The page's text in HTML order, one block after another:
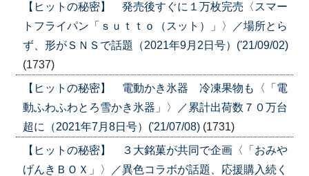
【ヒットの秘密】 発売後すぐに１万枚完売〈スマー
トフライパン「ｓｕｔｔｏ（スット）」〉／場所とら
ず、形がＳＮＳで話題（2021年9月2日号）('21/09/02)
(1737)
【ヒットの秘密】 電動かき氷器 冷凍果物も〈「電
動ふわふわとろ雪かき氷器」〉／累計出荷数７０万台
超に（2021年7月8日号）('21/07/08) (1731)
【ヒットの秘密】 ３大銘菓が共同で企画〈「おみや
げんきＢＯＸ」〉／異色コラボが話題、応援購入続く